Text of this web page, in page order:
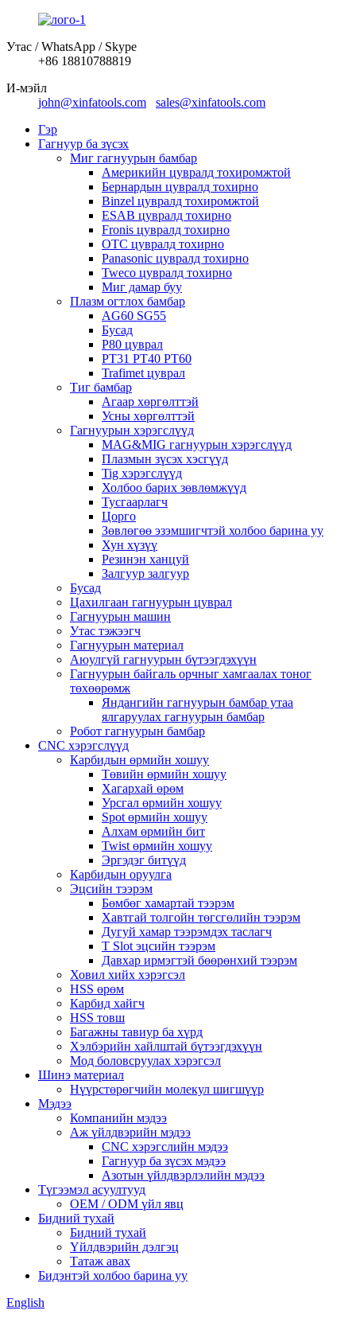
Утас / WhatsApp / Skype
+86 18810788819
И-мэйл
john@xinfatools.com
sales@xinfatools.com
Гэр
Гагнуур ба зүсэх
Миг гагнуурын бамбар
Америкийн цувралд тохиромжтой
Бернардын цувралд тохирно
Binzel цувралд тохиромжтой
ESAB цувралд тохирно
Fronis цувралд тохирно
OTC цувралд тохирно
Panasonic цувралд тохирно
Tweco цувралд тохирно
Миг дамар буу
Плазм огтлох бамбар
AG60 SG55
Бусад
P80 цуврал
PT31 PT40 PT60
Trafimet цуврал
Тиг бамбар
Агаар хөргөлттэй
Усны хөргөлттэй
Гагнуурын хэрэгслүүд
MAG&MIG гагнуурын хэрэгслүүд
Плазмын зүсэх хэсгүүд
Tig хэрэгслүүд
Холбоо барих зөвлөмжүүд
Тусгаарлагч
Цорго
Зөвлөгөө эзэмшигчтэй холбоо барина уу
Хун хүзүү
Резинэн ханцуй
Залгуур залгуур
Бусад
Цахилгаан гагнуурын цуврал
Гагнуурын машин
Утас тэжээгч
Гагнуурын материал
Аюулгүй гагнуурын бүтээгдэхүүн
Гагнуурын байгаль орчныг хамгаалах тоног
төхөөрөмж
Яндангийн гагнуурын бамбар утаа
ялгаруулах гагнуурын бамбар
Робот гагнуурын бамбар
CNC хэрэгслүүд
Карбидын өрмийн хошуу
Төвийн өрмийн хошуу
Хагархай өрөм
Урсгал өрмийн хошуу
Spot өрмийн хошуу
Алхам өрмийн бит
Twist өрмийн хошуу
Эргэдэг битүүд
Карбидын оруулга
Эцсийн тээрэм
Бөмбөг хамартай тээрэм
Хавтгай толгойн төгсгөлийн тээрэм
Дугуй хамар тээрэмдэх таслагч
T Slot эцсийн тээрэм
Давхар ирмэгтэй бөөрөнхий тээрэм
Ховил хийх хэрэгсэл
HSS өрөм
Карбид хайгч
HSS товш
Багажны тавиур ба хүрд
Хэлбэрийн хайлштай бүтээгдэхүүн
Мод боловсруулах хэрэгсэл
Шинэ материал
Нүүрстөрөгчийн молекул шигшүүр
Мэдээ
Компанийн мэдээ
Аж үйлдвэрийн мэдээ
CNC хэрэгслийн мэдээ
Гагнуур ба зүсэх мэдээ
Азотын үйлдвэрлэлийн мэдээ
Түгээмэл асуултууд
OEM / ODM үйл явц
Бидний тухай
Бидний тухай
Үйлдвэрийн дэлгэц
Татаж авах
Бидэнтэй холбоо барина уу
English